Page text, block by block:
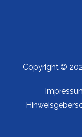
Copyright ©